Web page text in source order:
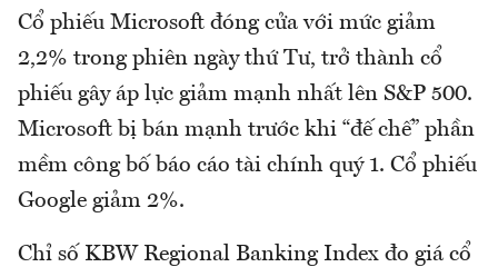
Cổ phiếu Microsoft đóng cửa với mức giảm
2,2% trong phiên ngày thứ Tư, trở thành cổ
phiếu gây áp lực giảm mạnh nhất lên S&P 500.
Microsoft bị bán mạnh trước khi “đế chế” phần
mềm công bố báo cáo tài chính quý 1. Cổ phiếu
Google giảm 2%.
Chỉ số KBW Regional Banking Index đo giá cổ